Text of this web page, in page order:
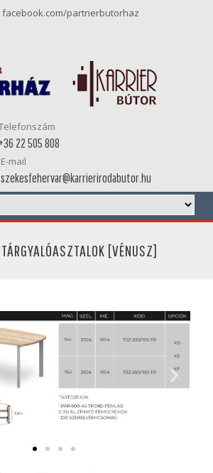
facebook.com/partnerbutorhaz
+36 22 505 808
E-mail
szekesfehervar@karrierirodabutor.hu
[VÉNUSZ]